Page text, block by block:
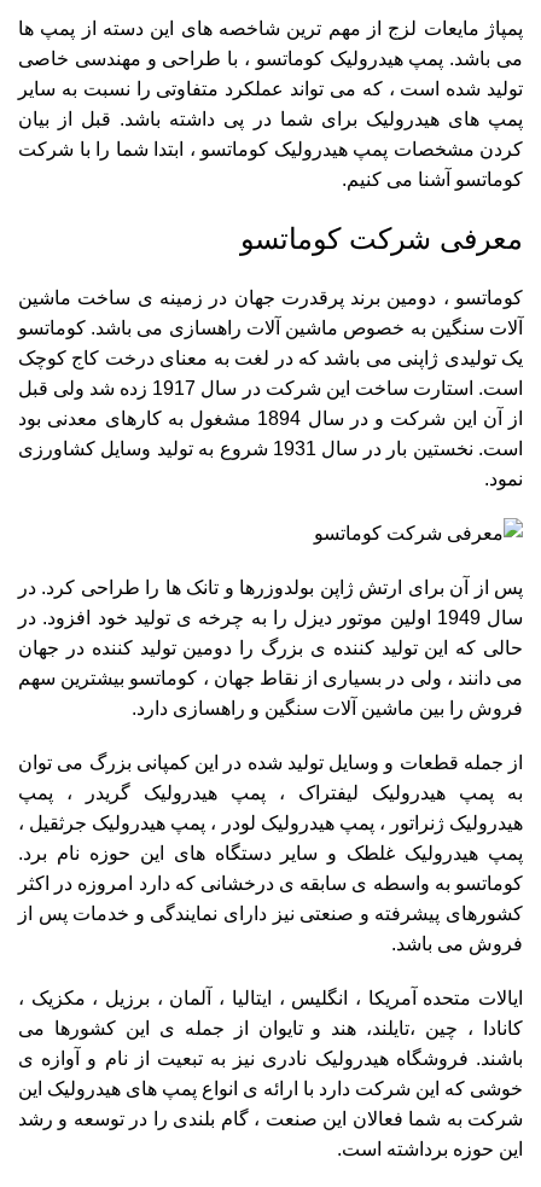
پمپاژ مایعات لزج از مهم ترین شاخصه های این دسته از پمپ ها
می باشد. پمپ هیدرولیک کوماتسو ، با طراحی و مهندسی خاصی
تولید شده است ، که می تواند عملکرد متفاوتی را نسبت به سایر
پمپ های هیدرولیک برای شما در پی داشته باشد. قبل از بیان
کردن مشخصات پمپ هیدرولیک کوماتسو ، ابتدا شما را با شرکت
کوماتسو آشنا می کنیم.
معرفی شرکت کوماتسو
کوماتسو ، دومین برند پرقدرت جهان در زمینه ی ساخت ماشین
آلات سنگین به خصوص ماشین آلات راهسازی می باشد. کوماتسو
یک تولیدی ژاپنی می باشد که در لغت به معنای درخت کاج کوچک
است. استارت ساخت این شرکت در سال 1917 زده شد ولی قبل
از آن این شرکت و در سال 1894 مشغول به کارهای معدنی بود
است. نخستین بار در سال 1931 شروع به تولید وسایل کشاورزی
نمود.
پس از آن برای ارتش ژاپن بولدوزرها و تانک ها را طراحی کرد. در
سال 1949 اولین موتور دیزل را به چرخه ی تولید خود افزود. در
حالی که این تولید کننده ی بزرگ را دومین تولید کننده در جهان
می دانند ، ولی در بسیاری از نقاط جهان ، کوماتسو بیشترین سهم
فروش را بین ماشین آلات سنگین و راهسازی دارد.
از جمله قطعات و وسایل تولید شده در این کمپانی بزرگ می توان
به پمپ هیدرولیک لیفتراک ، پمپ هیدرولیک گریدر ، پمپ
هیدرولیک ژنراتور ، پمپ هیدرولیک لودر ، پمپ هیدرولیک جرثقیل ،
پمپ هیدرولیک غلطک و سایر دستگاه های این حوزه نام برد.
کوماتسو به واسطه ی سابقه ی درخشانی که دارد امروزه در اکثر
کشورهای پیشرفته و صنعتی نیز دارای نمایندگی و خدمات پس از
فروش می باشد.
ایالات متحده آمریکا ، انگلیس ، ایتالیا ، آلمان ، برزیل ، مکزیک ،
کانادا ، چين ،تايلند، هند و تايوان از جمله ی این کشورها می
باشند. فروشگاه هیدرولیک نادری نیز به تبعیت از نام و آوازه ی
خوشی که این شرکت دارد با ارائه ی انواع پمپ های هیدرولیک این
شرکت به شما فعالان این صنعت ، گام بلندی را در توسعه و رشد
این حوزه برداشته است.